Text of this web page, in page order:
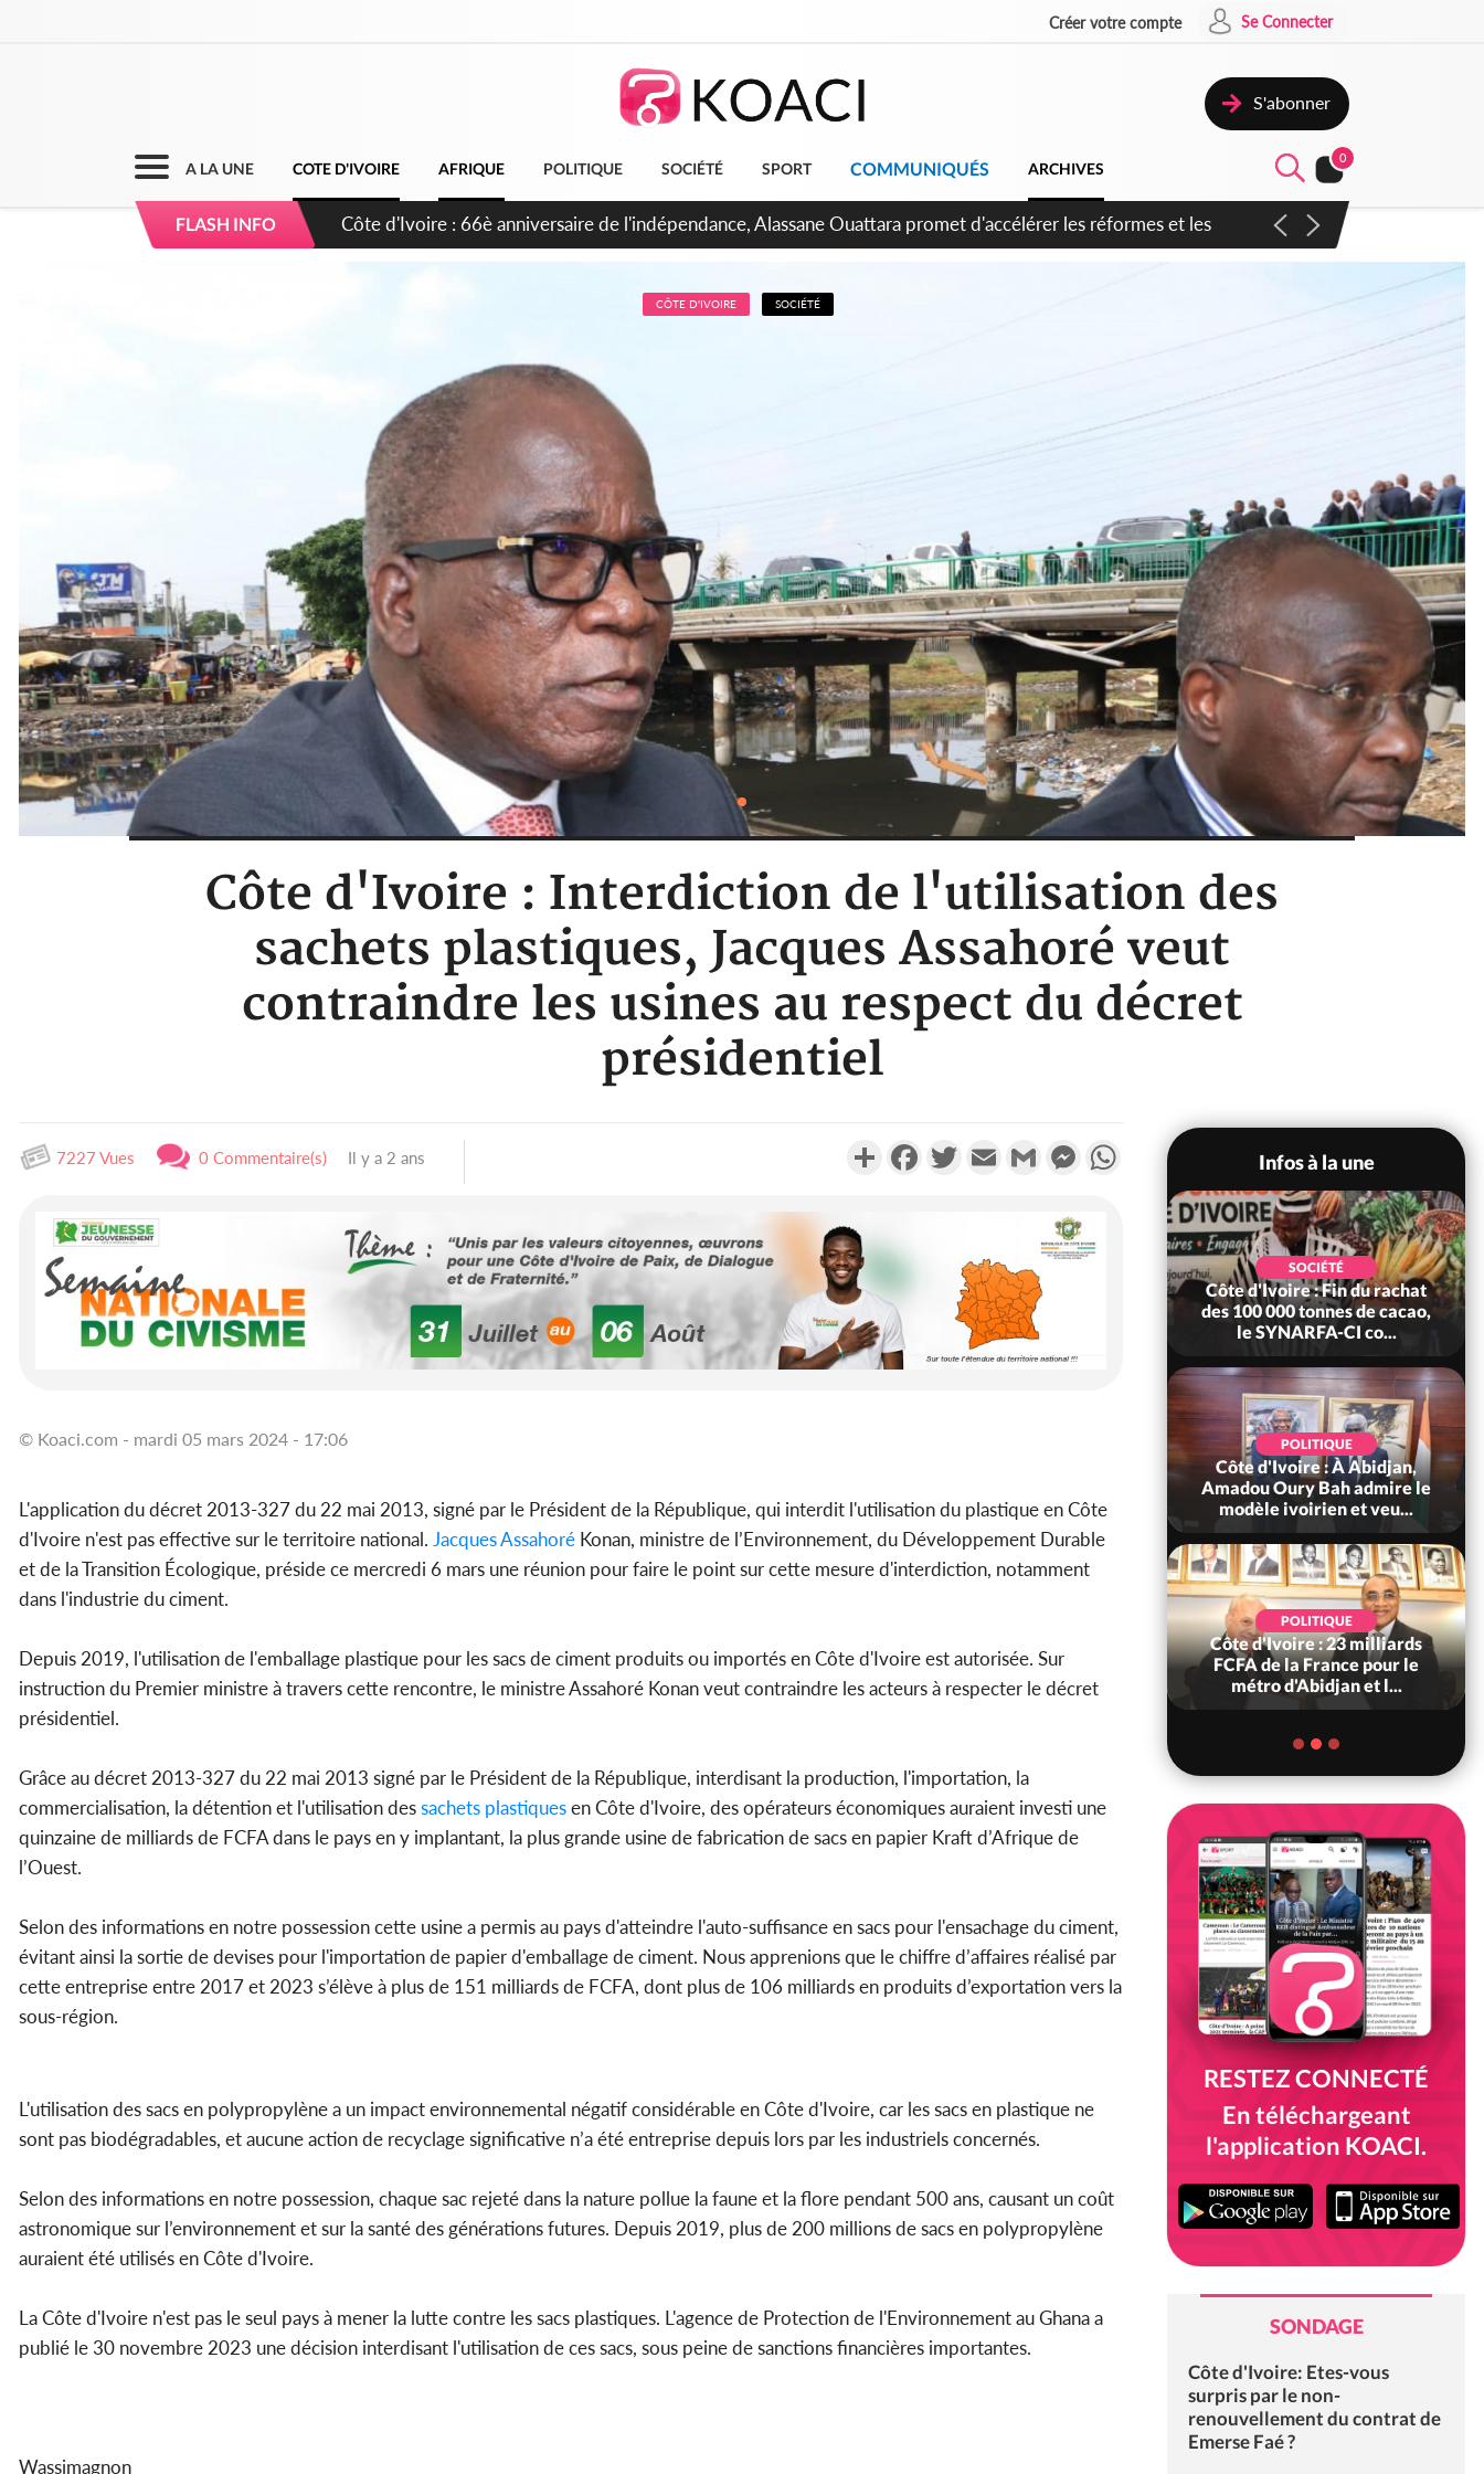
Créer votre compte Se Connecter
S'abonner
A LA UNE COTE D'IVOIRE AFRIQUE POLITIQUE SOCIÉTÉ SPORT COMMUNIQUÉS ARCHIVES
0
FLASH INFO
Côte d'Ivoire : À Abidjan, Amadou Oury Bah admire le modèle ivoirien et veut s'en inspirer pour accélérer le
développement de la Guinée
CÔTE D'IVOIRE SOCIÉTÉ
Côte d'Ivoire : Interdiction de l'utilisation des
sachets plastiques, Jacques Assahoré veut
contraindre les usines au respect du décret
présidentiel
7227 Vues 0 Commentaire(s) Il y a 2 ans PartagerFacebookTwitterEmail Gmail MessengerWhatsApp
© Koaci.com - mardi 05 mars 2024 - 17:06
L'application du décret 2013-327 du 22 mai 2013, signé par le Président de la République, qui interdit l'utilisation du plastique en Côte
d'Ivoire n'est pas effective sur le territoire national. Jacques Assahoré Konan, ministre de l’Environnement, du Développement Durable
et de la Transition Écologique, préside ce mercredi 6 mars une réunion pour faire le point sur cette mesure d'interdiction, notamment
dans l'industrie du ciment.
Depuis 2019, l'utilisation de l'emballage plastique pour les sacs de ciment produits ou importés en Côte d'Ivoire est autorisée. Sur
instruction du Premier ministre à travers cette rencontre, le ministre Assahoré Konan veut contraindre les acteurs à respecter le décret
présidentiel.
Grâce au décret 2013-327 du 22 mai 2013 signé par le Président de la République, interdisant la production, l'importation, la
commercialisation, la détention et l'utilisation dessachets plastiquesen Côte d'Ivoire, des opérateurs économiques auraient investi une
quinzaine de milliards de FCFA dans le pays en y implantant, la plus grande usine de fabrication de sacs en papier Kraft d’Afrique de
l’Ouest.
Selon des informations en notre possession cette usine a permis au pays d'atteindre l'auto-suffisance en sacs pour l'ensachage du ciment,
évitant ainsi la sortie de devises pour l'importation de papier d'emballage de ciment. Nous apprenions que le chiffre d’affaires réalisé par
cette entreprise entre 2017 et 2023 s’élève à plus de 151 milliards de FCFA, dont plus de 106 milliards en produits d’exportation vers la
sous-région.
L'utilisation des sacs en polypropylène a un impact environnemental négatif considérable en Côte d'Ivoire, car les sacs en plastique ne
sont pas biodégradables, et aucune action de recyclage significative n’a été entreprise depuis lors par les industriels concernés.
Selon des informations en notre possession, chaque sac rejeté dans la nature pollue la faune et la flore pendant 500 ans, causant un coût
astronomique sur l’environnement et sur la santé des générations futures. Depuis 2019, plus de 200 millions de sacs en polypropylène
auraient été utilisés en Côte d'Ivoire.
La Côte d'Ivoire n'est pas le seul pays à mener la lutte contre les sacs plastiques. L'agence de Protection de l'Environnement au Ghana a
publié le 30 novembre 2023 une décision interdisant l'utilisation de ces sacs, sous peine de sanctions financières importantes.
Wassimagnon
Infos à la une
POLITIQUE
Côte d'Ivoire : Fête nationale,
Alassane Ouattara accorde
la grâce à 4 661...
Ouattara prome...
Mamadou Traoré ex
conseiller de Soro a recou...
SOCIÉTÉ
Côte d'Ivoire : Fin du rachat
des 100 000 tonnes de cacao,
le SYNARFA-CI co...
POLITIQUE
Côte d'Ivoire : À Abidjan,
Amadou Oury Bah admire le
modèle ivoirien et veu...
POLITIQUE
Côte d'Ivoire : 23 milliards
FCFA de la France pour le
métro d'Abidjan et l...
RESTEZ CONNECTÉ
En téléchargeant
l'application KOACI.
SONDAGE
Côte d'Ivoire: Etes-vous
surpris par le non-
renouvellement du contrat de
Emerse Faé ?